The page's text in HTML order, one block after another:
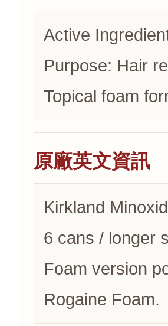
Active
Purpose: Hair
Topical foam
原廠英文資訊
Kirkland
6 cans / longer
Foam version
Rogaine Foam.